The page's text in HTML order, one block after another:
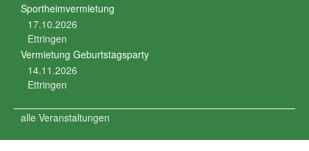
Sportheimvermietung
17.10.2026
Ettringen
Vermietung Geburtstagsparty
14.11.2026
Ettringen
alle Veranstaltungen